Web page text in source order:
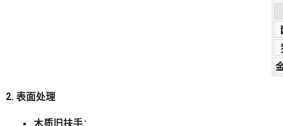
2. 表面处理
木质旧扶手：